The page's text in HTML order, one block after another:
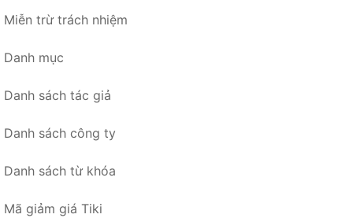
Miễn trừ trách nhiệm
Danh mục
Danh sách tác giả
Danh sách công ty
Danh sách từ khóa
Mã giảm giá Tiki